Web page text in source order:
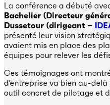
La conférence a débuté
Bachelier (Directeur
Dussetour (dirigeant –
présenté leur vision
avaient mis en place des
équipes pour relever les
Ces témoignages ont
d’entreprise va bien au-
outil concret de pilotage et